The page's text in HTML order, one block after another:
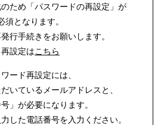
ため「パスワードの再設定」が
須となります。
行手続きをお願いします。
再設定はこちら
ード再設定には、
いているメールアドレスと、
号」が必要になります。
した電話番号を入力ください。